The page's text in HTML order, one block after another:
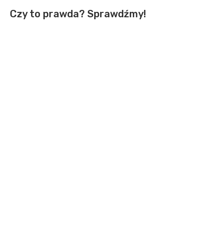
Czy to prawda? Sprawdźmy!